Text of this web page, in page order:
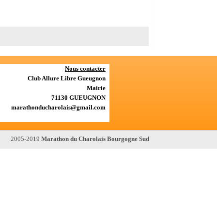
Nous contacter
Club Allure Libre Gueugnon
Mairie
71130 GUEUGNON
marathonducharolais@gmail.com
2005-2019 Marathon du Charolais Bourgogne Sud